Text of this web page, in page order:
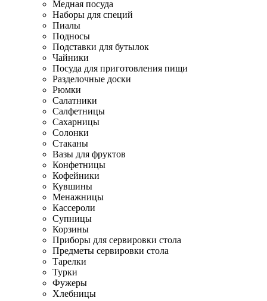
Медная посуда
Наборы для специй
Пиалы
Подносы
Подставки для бутылок
Чайники
Посуда для приготовления пищи
Разделочные доски
Рюмки
Салатники
Салфетницы
Сахарницы
Солонки
Стаканы
Вазы для фруктов
Конфетницы
Кофейники
Кувшины
Менажницы
Кассероли
Супницы
Корзины
Приборы для сервировки стола
Предметы сервировки стола
Тарелки
Турки
Фужеры
Хлебницы